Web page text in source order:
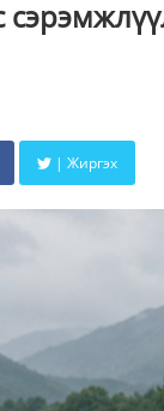
| Жиргэх